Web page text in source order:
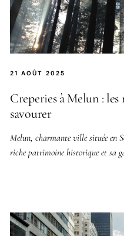
21 AOÛT 2025
Creperies à Melun : les
savourer
Melun, charmante ville située en
riche patrimoine historique et sa